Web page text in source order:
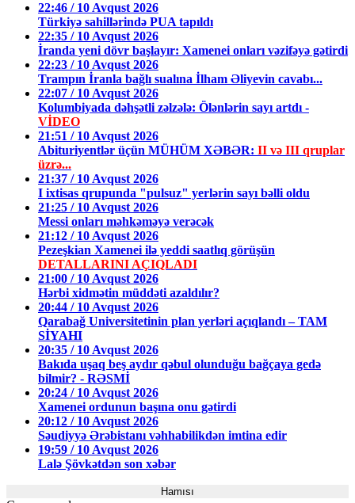
22:46 / 10 Avqust 2026
Türkiyə sahillərində PUA tapıldı
22:35 / 10 Avqust 2026
İranda yeni dövr başlayır: Xamenei onları vəzifəyə gətirdi
22:23 / 10 Avqust 2026
Trampın İranla bağlı sualına İlham Əliyevin cavabı...
22:07 / 10 Avqust 2026
Kolumbiyada dəhşətli zəlzələ: Ölənlərin sayı artdı -
VİDEO
21:51 / 10 Avqust 2026
Abituriyentlər üçün MÜHÜM XƏBƏR: II və III qruplar
üzrə...
21:37 / 10 Avqust 2026
I ixtisas qrupunda "pulsuz" yerlərin sayı bəlli oldu
21:25 / 10 Avqust 2026
Messi onları məhkəməyə verəcək
21:12 / 10 Avqust 2026
Pezeşkian Xamenei ilə yeddi saatlıq görüşün
DETALLARINI AÇIQLADI
21:00 / 10 Avqust 2026
Hərbi xidmətin müddəti azaldılır?
20:44 / 10 Avqust 2026
Qarabağ Universitetinin plan yerləri açıqlandı – TAM
SİYAHI
20:35 / 10 Avqust 2026
Bakıda uşaq beş aydır qəbul olunduğu bağçaya gedə
bilmir? - RƏSMİ
20:24 / 10 Avqust 2026
Xamenei ordunun başına onu gətirdi
20:12 / 10 Avqust 2026
Səudiyyə Ərəbistanı vəhhabilikdən imtina edir
19:59 / 10 Avqust 2026
Lalə Şövkətdən son xəbər
Hamısı